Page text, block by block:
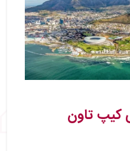
کیپ تاون